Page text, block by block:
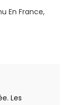
En France,
Les